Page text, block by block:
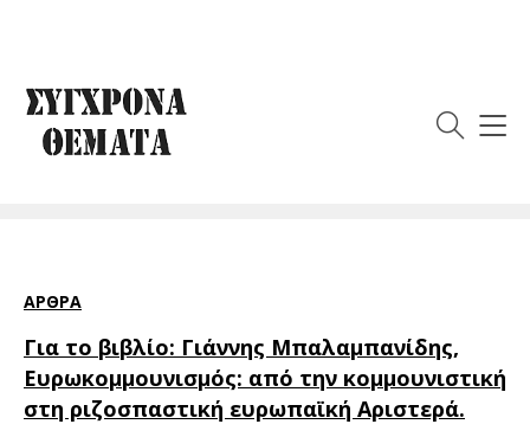
Μπαλαμπανίδης
ΆΡΘΡΑ
Για το βιβλίο: Γιάννης Μπαλαμπανίδης,
Ευρωκομμουνισμός: από την κομμουνιστική
στη ριζοσπαστική ευρωπαϊκή Αριστερά.